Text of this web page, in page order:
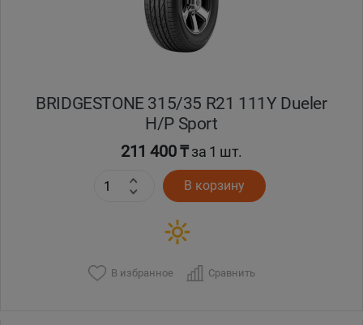
BRIDGESTONE 315/35 R21 111Y Dueler
H/P Sport
211 400 ₸за 1 шт.
В корзину
В избранное Сравнить